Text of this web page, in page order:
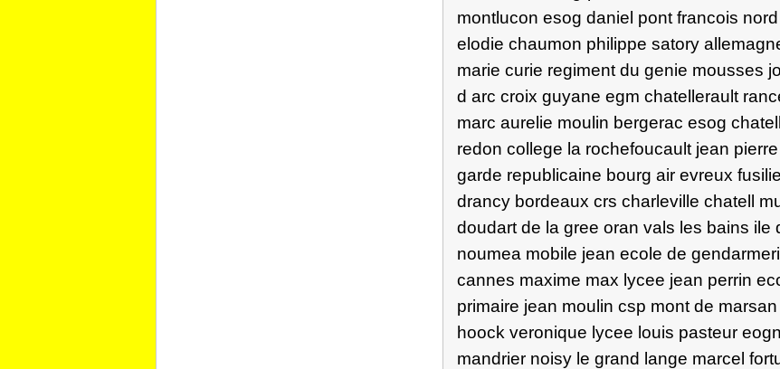
montlucon esog daniel pont francois
elodie chaumon philippe satory
marie curie regiment du genie mousses
d arc croix guyane egm chatellerault
marc aurelie moulin bergerac esog
redon college la rochefoucault jean
garde republicaine bourg air evreux
drancy bordeaux crs charleville chatell
doudart de la gree oran vals les bains ile
noumea mobile jean ecole de
cannes maxime max lycee jean perrin
primaire jean moulin csp mont de
hoock veronique lycee louis pasteur
mandrier noisy le grand lange marcel